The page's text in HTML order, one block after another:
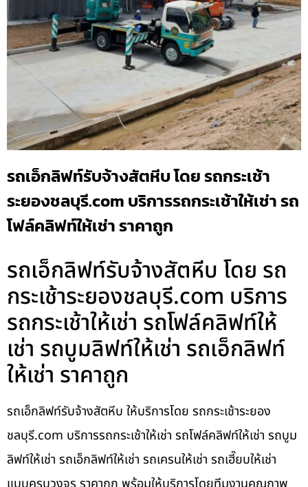
รถเอ็กลิฟท์รับจ้างสัตหีบ โดย รถกระเช้า
ระยองชลบุรี.com บริการรถกระเช้าให้เช่า รถ
โฟล์คลิฟท์ให้เช่า ราคาถูก
รถเอ็กลิฟท์รับจ้างสัตหีบ โดย รถ
กระเช้าระยองชลบุรี.com บริการ
รถกระเช้าให้เช่า รถโฟล์คลิฟท์ให้
เช่า รถบูมลิฟท์ให้เช่า รถเอ็กลิฟท์
ให้เช่า ราคาถูก
รถเอ็กลิฟท์รับจ้างสัตหีบ ให้บริการโดย รถกระเช้าระยอง
ชลบุรี.com บริการรถกระเช้าให้เช่า รถโฟล์คลิฟท์ให้เช่า รถบูม
ลิฟท์ให้เช่า รถเอ็กลิฟท์ให้เช่า รถเครนให้เช่า รถเฮี๊ยบให้เช่า